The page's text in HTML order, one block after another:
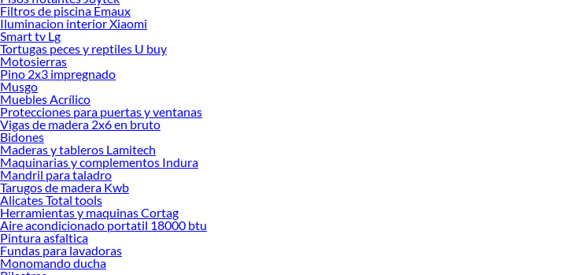
Filtros de piscina Emaux
Iluminacion interior Xiaomi
Smart tv Lg
Tortugas peces y reptiles U buy
Motosierras
Pino 2x3 impregnado
Musgo
Muebles Acrílico
Protecciones para puertas y ventanas
Vigas de madera 2x6 en bruto
Bidones
Maderas y tableros Lamitech
Maquinarias y complementos Indura
Mandril para taladro
Tarugos de madera Kwb
Alicates Total tools
Herramientas y maquinas Cortag
Aire acondicionado portatil 18000 btu
Pintura asfaltica
Fundas para lavadoras
Monomando ducha